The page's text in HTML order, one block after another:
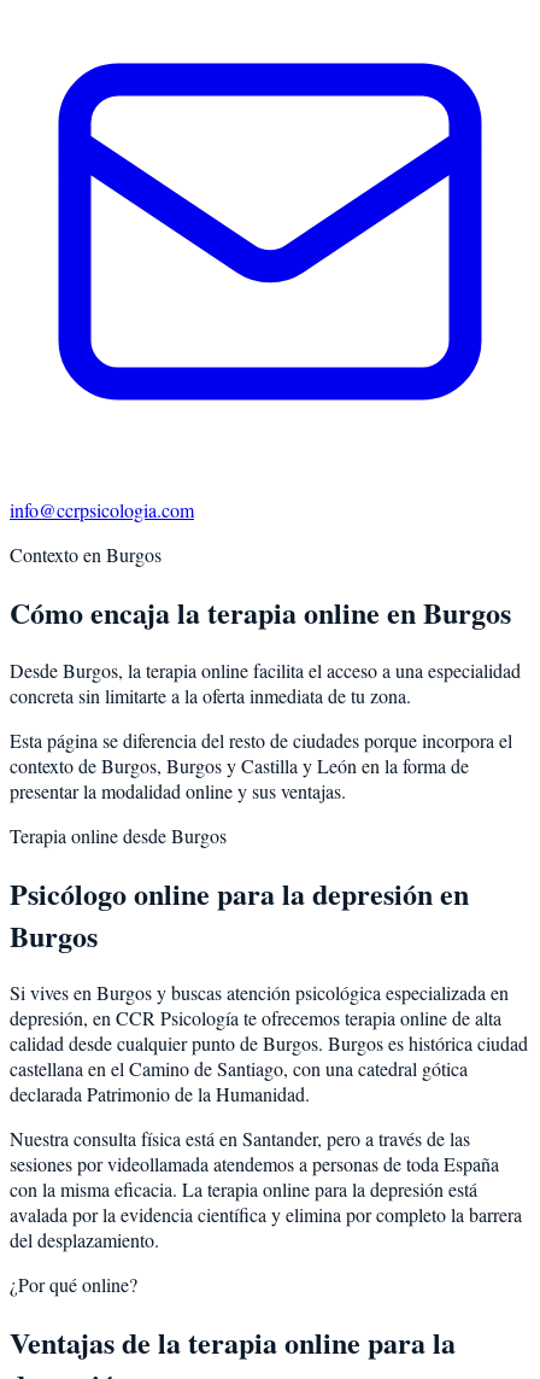
info@ccrpsicologia.com
Contexto en Burgos
Cómo encaja la terapia online en Burgos
Desde Burgos, la terapia online facilita el acceso a una especialidad
concreta sin limitarte a la oferta inmediata de tu zona.
Esta página se diferencia del resto de ciudades porque incorpora el
contexto deBurgos, BurgosyCastilla y León en la forma de
presentar la modalidad online y sus ventajas.
Terapia online desdeBurgos
Psicólogo online para ladepresiónen
Burgos
Si vives enBurgosy buscas atención psicológica especializada en
depresión, en CCR Psicología te ofrecemos terapia online de alta
calidad desde cualquier punto deBurgos. Burgoseshistórica ciudad
castellana en el Camino de Santiago, con una catedral gótica
declarada Patrimonio de la Humanidad.
Nuestra consulta física está en Santander, pero a través de las
sesiones por videollamada atendemos a personas de toda España
con la misma eficacia. La terapia online para ladepresiónestá
avalada por la evidencia científica y elimina por completo la barrera
del desplazamiento.
¿Por qué online?
Ventajas de la terapia online para la